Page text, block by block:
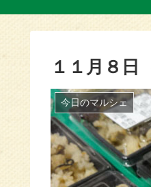
１１月８日
今日のマルシェ